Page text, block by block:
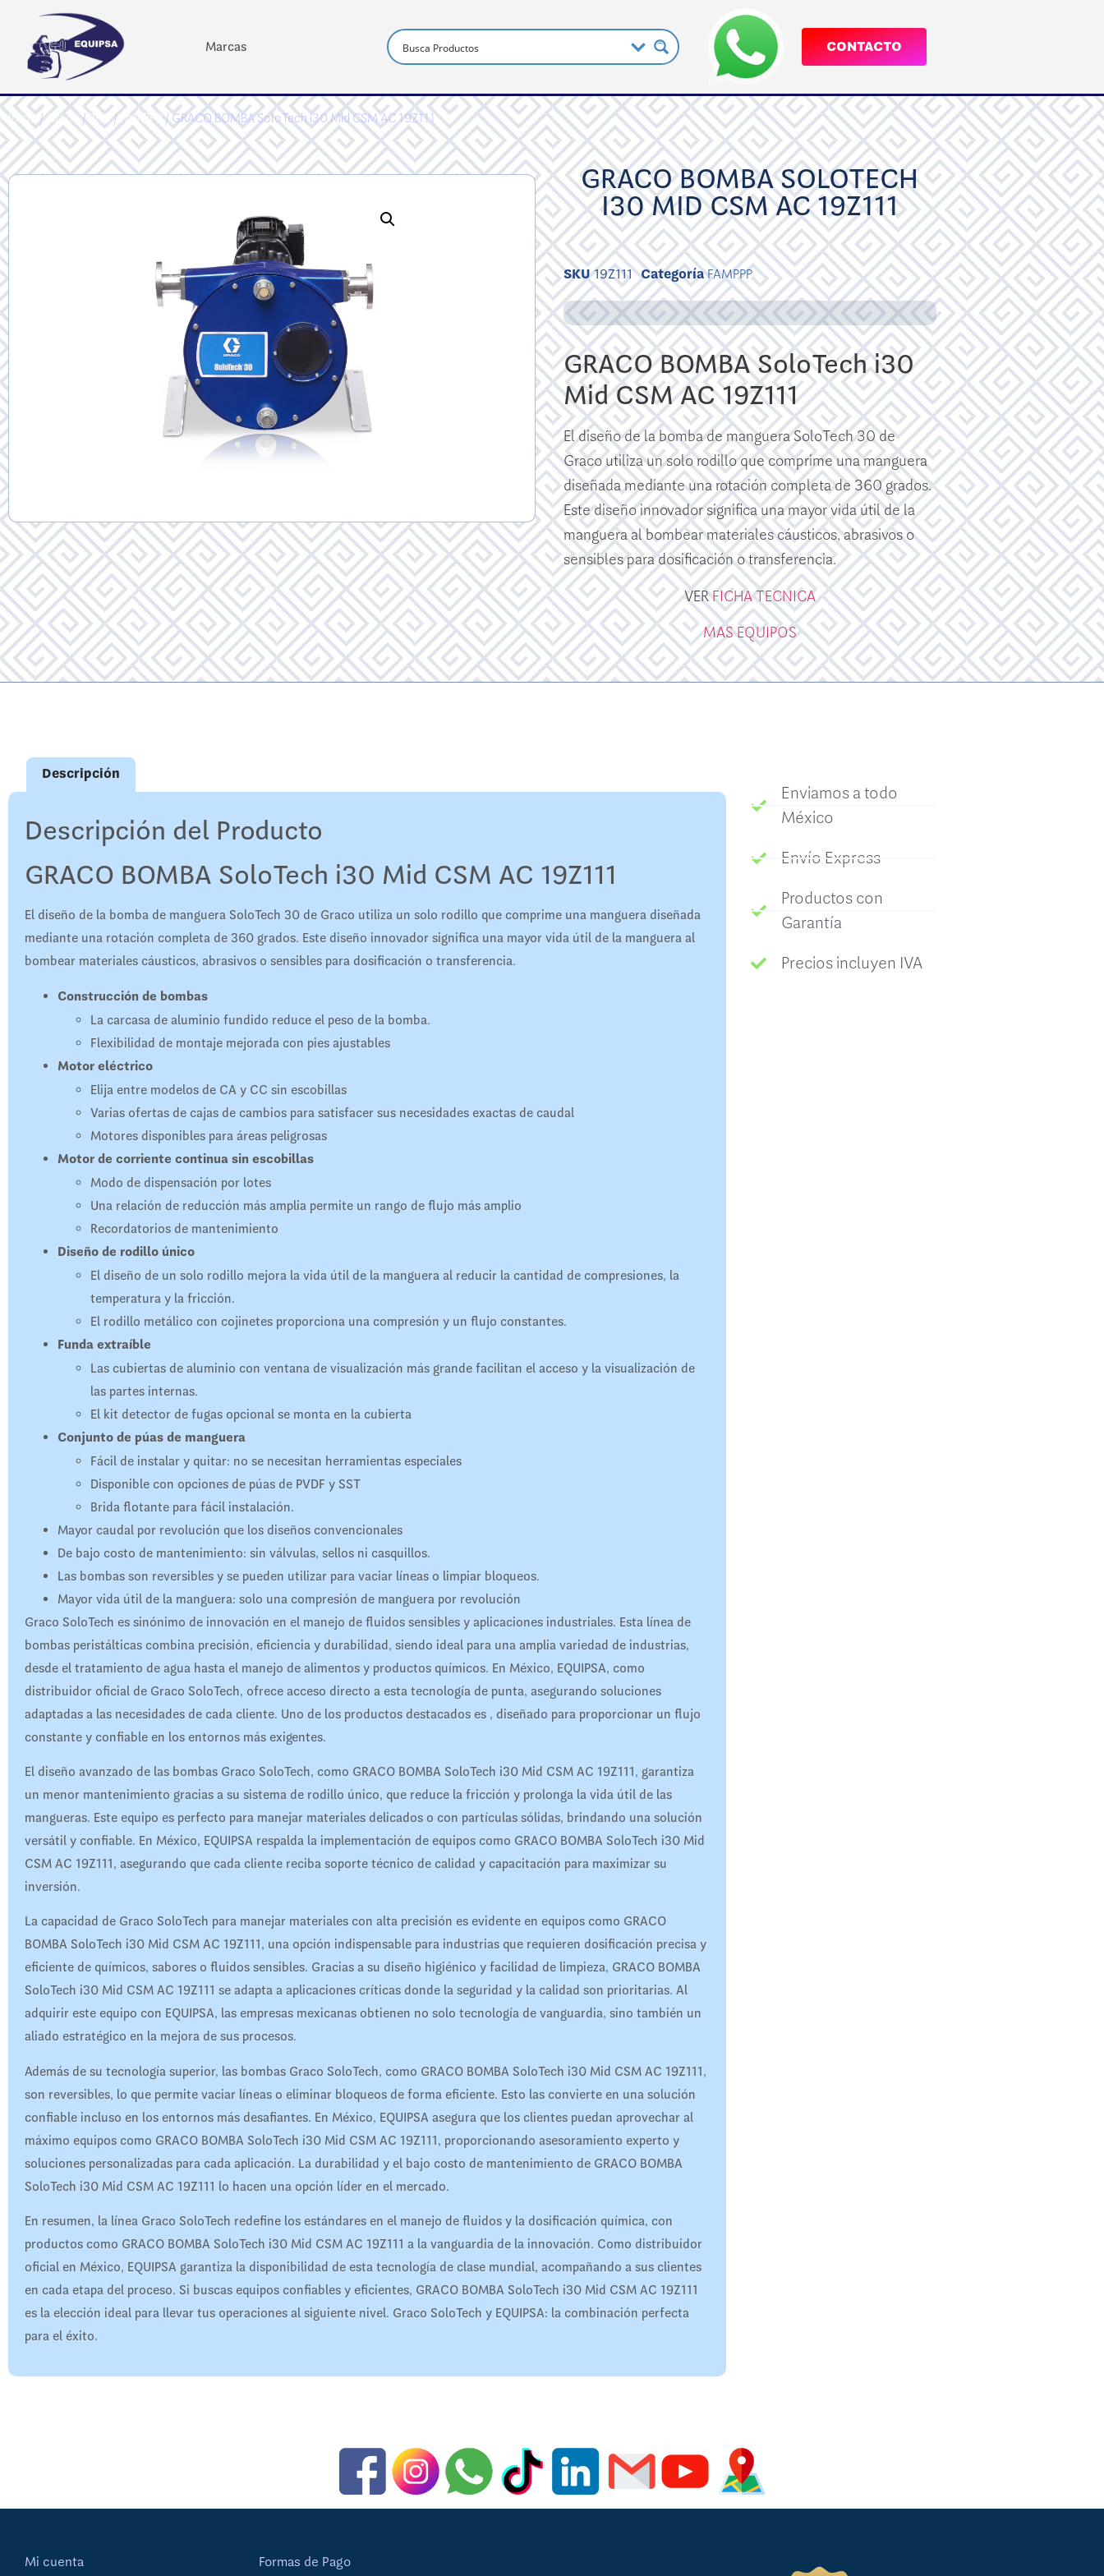
Marcas CONTACTO
Inicio/Graco/PRO/FAMPPP/ GRACO BOMBA SoloTech i30 Mid CSM AC 19Z111
GRACO BOMBA SOLOTECH
I30 MID CSM AC 19Z111
SKU19Z111 CategoríaFAMPPP
GRACO BOMBA SoloTech i30
Mid CSM AC 19Z111
El diseño de la bomba de manguera SoloTech 30 de
Graco utiliza un solo rodillo que comprime una manguera
diseñada mediante una rotación completa de 360 ​​grados.
Este diseño innovador significa una mayor vida útil de la
manguera al bombear materiales cáusticos, abrasivos o
sensibles para dosificación o transferencia.
VERFICHA TECNICA
MAS EQUIPOS
Descripción
Descripción del Producto
GRACO BOMBA SoloTech i30 Mid CSM AC 19Z111
El diseño de la bomba de manguera SoloTech 30 de Graco utiliza un solo rodillo que comprime una manguera diseñada
mediante una rotación completa de 360 ​​grados. Este diseño innovador significa una mayor vida útil de la manguera al
bombear materiales cáusticos, abrasivos o sensibles para dosificación o transferencia.
Construcción de bombas
La carcasa de aluminio fundido reduce el peso de la bomba.
Flexibilidad de montaje mejorada con pies ajustables
Motor eléctrico
Elija entre modelos de CA y CC sin escobillas
Varias ofertas de cajas de cambios para satisfacer sus necesidades exactas de caudal
Motores disponibles para áreas peligrosas
Motor de corriente continua sin escobillas
Modo de dispensación por lotes
Una relación de reducción más amplia permite un rango de flujo más amplio
Recordatorios de mantenimiento
Diseño de rodillo único
El diseño de un solo rodillo mejora la vida útil de la manguera al reducir la cantidad de compresiones, la
temperatura y la fricción.
El rodillo metálico con cojinetes proporciona una compresión y un flujo constantes.
Funda extraíble
Las cubiertas de aluminio con ventana de visualización más grande facilitan el acceso y la visualización de
las partes internas.
El kit detector de fugas opcional se monta en la cubierta
Conjunto de púas de manguera
Fácil de instalar y quitar: no se necesitan herramientas especiales
Disponible con opciones de púas de PVDF y SST
Brida flotante para fácil instalación.
Mayor caudal por revolución que los diseños convencionales
De bajo costo de mantenimiento: sin válvulas, sellos ni casquillos.
Las bombas son reversibles y se pueden utilizar para vaciar líneas o limpiar bloqueos.
Mayor vida útil de la manguera: solo una compresión de manguera por revolución
Graco SoloTech es sinónimo de innovación en el manejo de fluidos sensibles y aplicaciones industriales. Esta línea de
bombas peristálticas combina precisión, eficiencia y durabilidad, siendo ideal para una amplia variedad de industrias,
desde el tratamiento de agua hasta el manejo de alimentos y productos químicos. En México, EQUIPSA, como
distribuidor oficial de Graco SoloTech, ofrece acceso directo a esta tecnología de punta, asegurando soluciones
adaptadas a las necesidades de cada cliente. Uno de los productos destacados es , diseñado para proporcionar un flujo
constante y confiable en los entornos más exigentes.
El diseño avanzado de las bombas Graco SoloTech, como GRACO BOMBA SoloTech i30 Mid CSM AC 19Z111, garantiza
un menor mantenimiento gracias a su sistema de rodillo único, que reduce la fricción y prolonga la vida útil de las
mangueras. Este equipo es perfecto para manejar materiales delicados o con partículas sólidas, brindando una solución
versátil y confiable. En México, EQUIPSA respalda la implementación de equipos como GRACO BOMBA SoloTech i30 Mid
CSM AC 19Z111, asegurando que cada cliente reciba soporte técnico de calidad y capacitación para maximizar su
inversión.
La capacidad de Graco SoloTech para manejar materiales con alta precisión es evidente en equipos como GRACO
BOMBA SoloTech i30 Mid CSM AC 19Z111, una opción indispensable para industrias que requieren dosificación precisa y
eficiente de químicos, sabores o fluidos sensibles. Gracias a su diseño higiénico y facilidad de limpieza, GRACO BOMBA
SoloTech i30 Mid CSM AC 19Z111 se adapta a aplicaciones críticas donde la seguridad y la calidad son prioritarias. Al
adquirir este equipo con EQUIPSA, las empresas mexicanas obtienen no solo tecnología de vanguardia, sino también un
aliado estratégico en la mejora de sus procesos.
Además de su tecnología superior, las bombas Graco SoloTech, como GRACO BOMBA SoloTech i30 Mid CSM AC 19Z111,
son reversibles, lo que permite vaciar líneas o eliminar bloqueos de forma eficiente. Esto las convierte en una solución
confiable incluso en los entornos más desafiantes. En México, EQUIPSA asegura que los clientes puedan aprovechar al
máximo equipos como GRACO BOMBA SoloTech i30 Mid CSM AC 19Z111, proporcionando asesoramiento experto y
soluciones personalizadas para cada aplicación. La durabilidad y el bajo costo de mantenimiento de GRACO BOMBA
SoloTech i30 Mid CSM AC 19Z111 lo hacen una opción líder en el mercado.
En resumen, la línea Graco SoloTech redefine los estándares en el manejo de fluidos y la dosificación química, con
productos como GRACO BOMBA SoloTech i30 Mid CSM AC 19Z111 a la vanguardia de la innovación. Como distribuidor
oficial en México, EQUIPSA garantiza la disponibilidad de esta tecnología de clase mundial, acompañando a sus clientes
en cada etapa del proceso. Si buscas equipos confiables y eficientes, GRACO BOMBA SoloTech i30 Mid CSM AC 19Z111
es la elección ideal para llevar tus operaciones al siguiente nivel. Graco SoloTech y EQUIPSA: la combinación perfecta
para el éxito.
Enviamos a todo
México
Envío Express
Productos con
Garantía
Precios incluyen IVA
Mi cuenta Formas de Pago